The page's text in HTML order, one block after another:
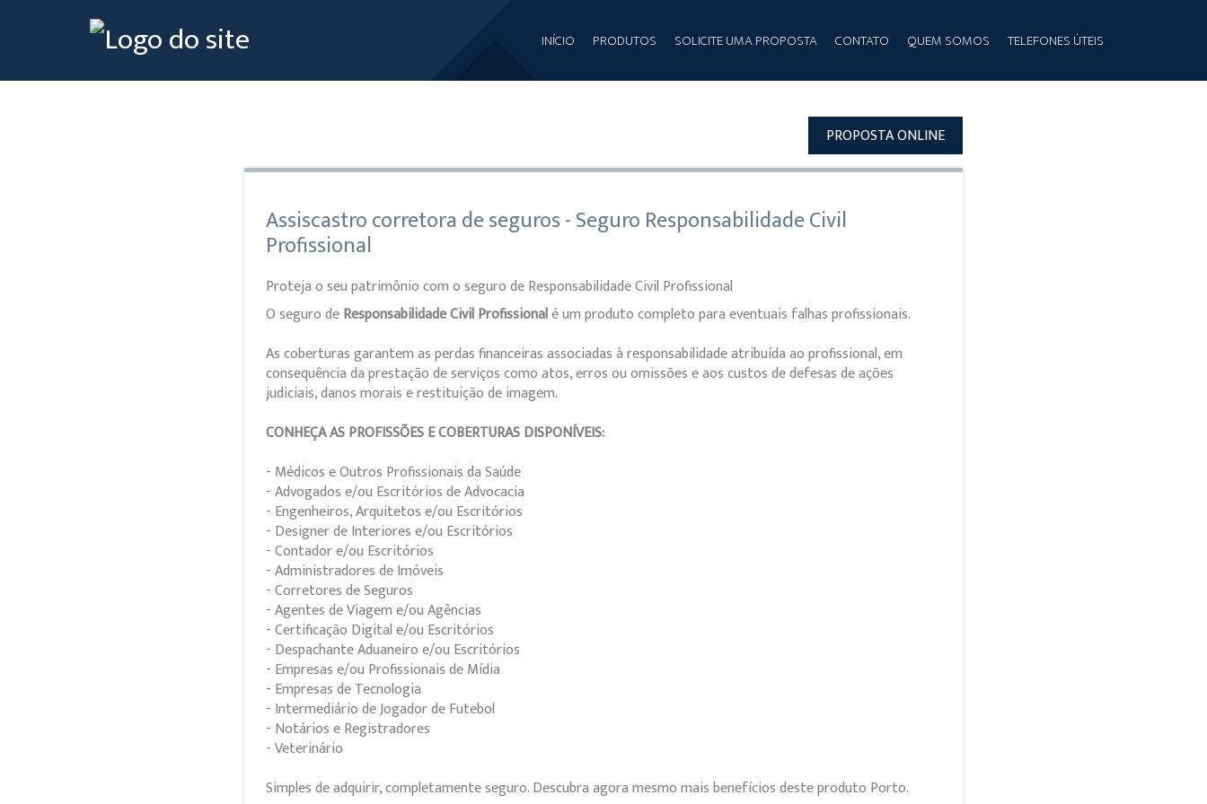
INÍCIO PRODUTOS SOLICITE UMA PROPOSTA CONTATO QUEM SOMOS TELEFONES ÚTEIS
PROPOSTA ONLINE
Assiscastro corretora de seguros - Seguro Responsabilidade Civil
Profissional
Proteja o seu patrimônio com o seguro de Responsabilidade Civil Profissional
O seguro deResponsabilidade Civil Profissionalé um produto completo para eventuais falhas profissionais.
As coberturas garantem as perdas financeiras associadas à responsabilidade atribuída ao profissional, em
consequência da prestação de serviços como atos, erros ou omissões e aos custos de defesas de ações
judiciais, danos morais e restituição de imagem.
CONHEÇA AS PROFISSÕES E COBERTURAS DISPONÍVEIS:
- Médicos e Outros Profissionais da Saúde
- Advogados e/ou Escritórios de Advocacia
- Engenheiros, Arquitetos e/ou Escritórios
- Designer de Interiores e/ou Escritórios
- Contador e/ou Escritórios
- Administradores de Imóveis
- Corretores de Seguros
- Agentes de Viagem e/ou Agências
- Certificação Digital e/ou Escritórios
- Despachante Aduaneiro e/ou Escritórios
- Empresas e/ou Profissionais de Mídia
- Empresas de Tecnologia
- Intermediário de Jogador de Futebol
- Notários e Registradores
- Veterinário
Simples de adquirir, completamente seguro. Descubra agora mesmo mais benefícios deste produto Porto.